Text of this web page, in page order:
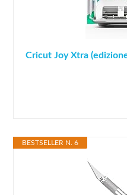
Cricut Joy Xtra
BESTSELLER N. 6